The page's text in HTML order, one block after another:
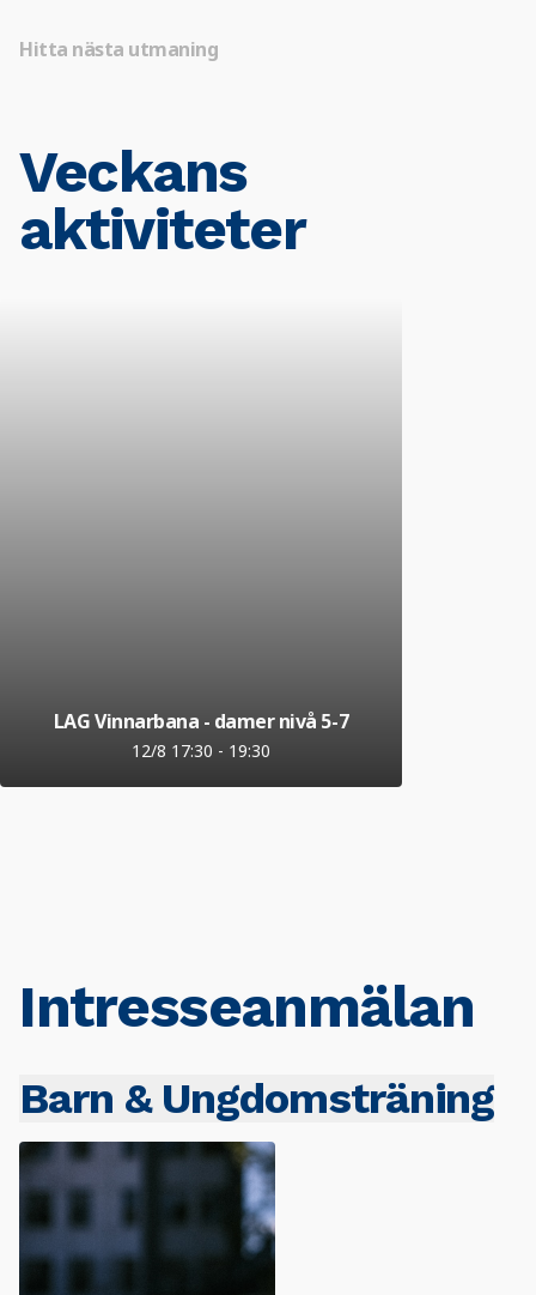
Hitta nästa utmaning
Veckans
aktiviteter
LAG Vinnarbana - damer nivå 5-7
12/8 17:30 - 19:30
Intresseanmälan
Barn & Ungdomsträning